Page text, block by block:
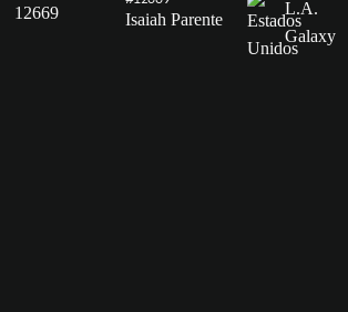
12669 Isaiah Parente